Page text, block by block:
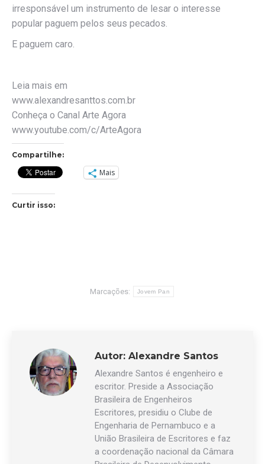
irresponsável um instrumento de lesar o interesse
popular paguem pelos seus pecados.
E paguem caro.
Leia mais em
www.alexandresanttos.com.br
Conheça o Canal Arte Agora
www.youtube.com/c/ArteAgora
Compartilhe:
Mais
Curtir isso:
Marcações: Jovem Pan
Autor: Alexandre Santos
Alexandre Santos é engenheiro e
escritor. Preside a Associação
Brasileira de Engenheiros
Escritores, presidiu o Clube de
Engenharia de Pernambuco e a
União Brasileira de Escritores e faz
a coordenação nacional da Câmara